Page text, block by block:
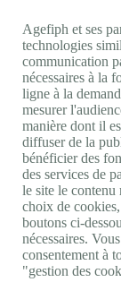
Nos autres
Site portail
Activateur de
Handinnov
Innovation et
Université
Service
Nous suivre
Youtube
Linkedin
Facebook
Twitter
Agefiph et ses
technologies
communication
nécessaires à la
ligne à la
mesurer
manière dont il
diffuser de la
bénéficier des
des services de
le site le contenu
choix de
boutons ci-
nécessaires.
consentement à
"gestion des